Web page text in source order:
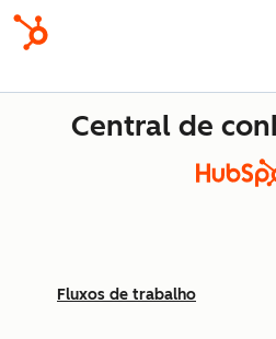
Central de
Fluxos de trabalho